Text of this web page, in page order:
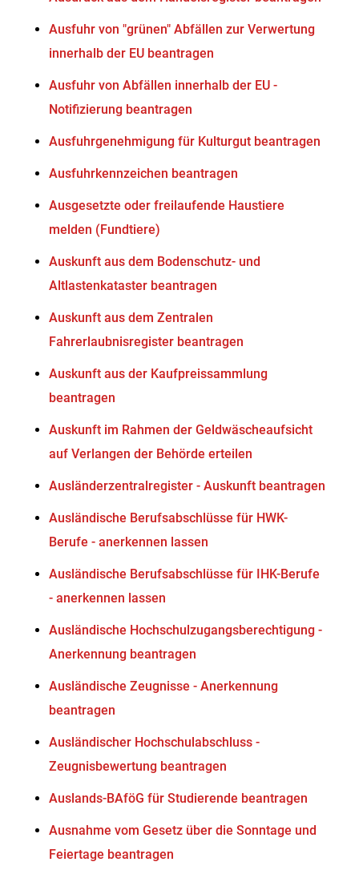
Ausfuhr von "grünen" Abfällen zur Verwertung
innerhalb der EU beantragen
Ausfuhr von Abfällen innerhalb der EU -
Notifizierung beantragen
Ausfuhrgenehmigung für Kulturgut beantragen
Ausfuhrkennzeichen beantragen
Ausgesetzte oder freilaufende Haustiere
melden (Fundtiere)
Auskunft aus dem Bodenschutz- und
Altlastenkataster beantragen
Auskunft aus dem Zentralen
Fahrerlaubnisregister beantragen
Auskunft aus der Kaufpreissammlung
beantragen
Auskunft im Rahmen der Geldwäscheaufsicht
auf Verlangen der Behörde erteilen
Ausländerzentralregister - Auskunft beantragen
Ausländische Berufsabschlüsse für HWK-
Berufe - anerkennen lassen
Ausländische Berufsabschlüsse für IHK-Berufe
- anerkennen lassen
Ausländische Hochschulzugangsberechtigung -
Anerkennung beantragen
Ausländische Zeugnisse - Anerkennung
beantragen
Ausländischer Hochschulabschluss -
Zeugnisbewertung beantragen
Auslands-BAföG für Studierende beantragen
Ausnahme vom Gesetz über die Sonntage und
Feiertage beantragen